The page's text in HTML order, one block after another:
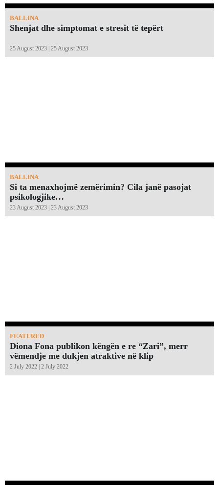
BALLINA
Shenjat dhe simptomat e stresit të tepërt
25 August 2023 | 25 August 2023
BALLINA
Si ta menaxhojmë zemërimin? Cila janë pasojat
psikologjike…
23 August 2023 | 23 August 2023
FEATURED
Diona Fona publikon këngën e re “Zari”, merr
vëmendje me dukjen atraktive në klip
2 July 2022 | 2 July 2022